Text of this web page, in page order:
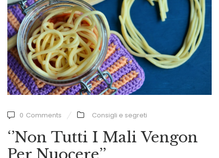
0 Comments Consigli e segreti
‘’Non Tutti I Mali Vengon
Per Nuocere’’